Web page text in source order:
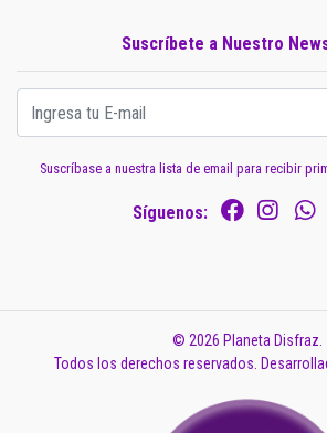
Suscríbete a Nuestro
Suscríbase a nuestra lista de email para recibir
Síguenos:
© 2026 Planeta Disfraz.
Todos los derechos reservados.